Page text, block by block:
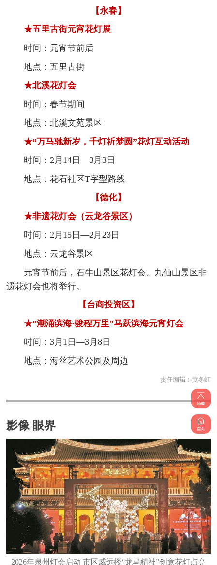
【永春】
★五里古街元宵花灯展
时间：元宵节前后
地点：五里古街
★北溪花灯会
时间：春节期间
地点：北溪文苑景区
★“万马驰新岁，千灯祈梦圆”花灯互动活动
时间：2月14日—3月3日
地点：花石社区T字型路线
【德化】
★非遗花灯会（云龙谷景区）
时间：2月15日—2月23日
地点：云龙谷景区
元宵节前后，石牛山景区花灯会、九仙山景区非
遗花灯会也将举行。
【台商投资区】
★“潮涌滨海·骏程万里”马跃滨海元宵灯会
时间：3月1日—3月8日
地点：海丝艺术公园及周边
责任编辑： 黄冬虹
影像 眼界
2026年泉州灯会启动 市区威远楼“龙马精神”创意花灯点亮